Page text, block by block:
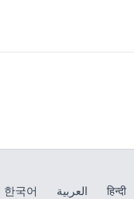
한국어 العربية हिन्दी